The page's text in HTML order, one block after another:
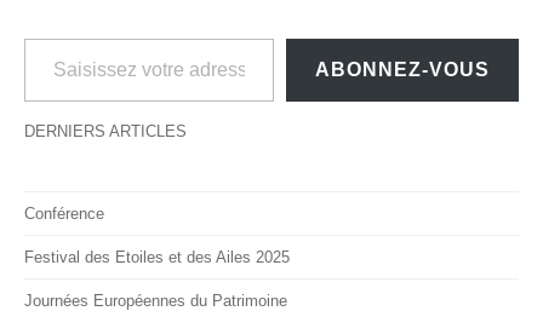
Saisissez votre adresse e-mail…
ABONNEZ-VOUS
DERNIERS ARTICLES
Conférence
Festival des Etoiles et des Ailes 2025
Journées Européennes du Patrimoine